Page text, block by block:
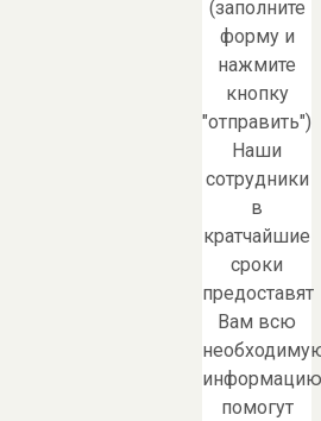
(заполните
форму и
нажмите
кнопку
"отправить")
Наши
сотрудники
в
кратчайшие
сроки
предоставят
Вам всю
помогут